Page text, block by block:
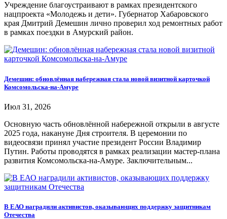
Учреждение благоустраивают в рамках президентского
нацпроекта «Молодежь и дети». Губернатор Хабаровского
края Дмитрий Демешин лично проверил ход ремонтных работ
в рамках поездки в Амурский район.
Демешин: обновлённая набережная стала новой визитной карточкой
Комсомольска-на-Амуре
Июл 31, 2026
Основную часть обновлённой набережной открыли в августе
2025 года, накануне Дня строителя. В церемонии по
видеосвязи принял участие президент России Владимир
Путин. Работы проводятся в рамках реализации мастер-плана
развития Комсомольска-на-Амуре. Заключительным...
В ЕАО наградили активистов, оказывающих поддержку защитникам
Отечества